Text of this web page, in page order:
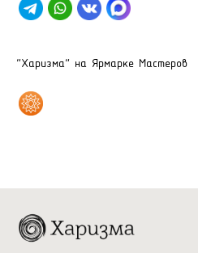
"Харизма" на Ярмарке Мастеров